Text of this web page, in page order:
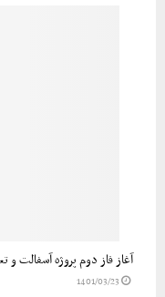
آغاز فاز دوم پروژه آسفالت
1401/03/23